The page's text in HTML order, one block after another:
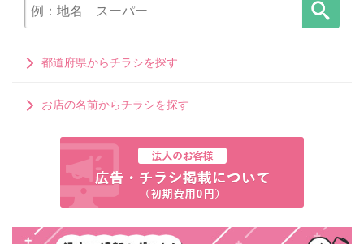
都道府県からチラシを探す
お店の名前からチラシを探す